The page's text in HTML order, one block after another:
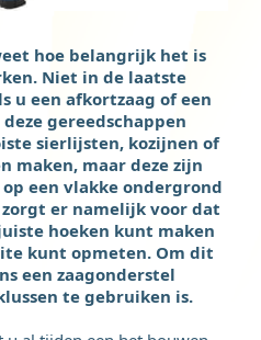
hoe belangrijk het is
Niet in de laatste
u een afkortzaag of een
gereedschappen
sierlijsten, kozijnen of
maken, maar deze zijn
een vlakke ondergrond
er namelijk voor dat
hoeken kunt maken
kunt opmeten. Om dit
een zaagonderstel
te gebruiken is.